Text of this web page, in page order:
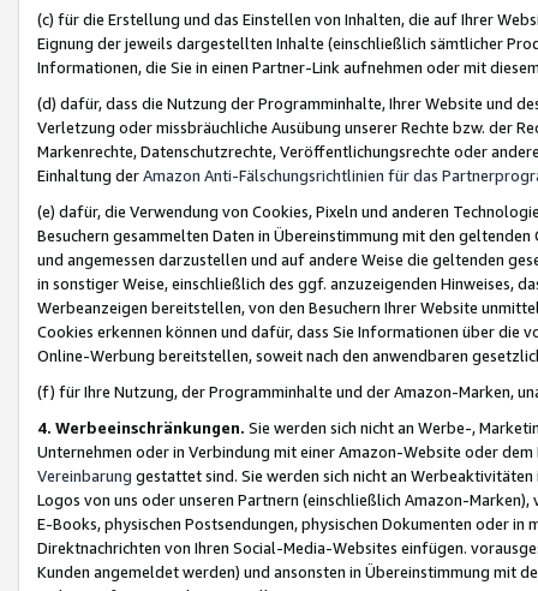
(c) für die Erstellung und das Einstellen von Inhalten, die auf Ihrer
Eignung der jeweils dargestellten Inhalte (einschließlich sämtlicher
Informationen, die Sie in einen Partner-Link aufnehmen oder mit
(d) dafür, dass die Nutzung der Programminhalte, Ihrer Website und
Verletzung oder missbräuchliche Ausübung unserer Rechte bzw. der
Markenrechte, Datenschutzrechte, Veröffentlichungsrechte oder
Einhaltung derAmazon Anti-Fälschungsrichtlinien für das
(e) dafür, die Verwendung von Cookies, Pixeln und anderen
Besuchern gesammelten Daten in Übereinstimmung mit den
und angemessen darzustellen und auf andere Weise die geltenden
in sonstiger Weise, einschließlich des ggf. anzuzeigenden Hinweises,
Werbeanzeigen bereitstellen, von den Besuchern Ihrer Website
Cookies erkennen können und dafür, dass Sie Informationen über die
Online-Werbung bereitstellen, soweit nach den anwendbaren
(f) für Ihre Nutzung, der Programminhalte und der Amazon-Marken,
4. Werbeeinschränkungen. Sie werden sich nicht an Werbe-,
Unternehmen oder in Verbindung mit einer Amazon-Website oder
Vereinbarung gestattet sind. Sie werden sich nicht an
Logos von uns oder unseren Partnern (einschließlich Amazon-
E-Books, physischen Postsendungen, physischen Dokumenten oder in
Direktnachrichten von Ihren Social-Media-Websites einfügen.
Kunden angemeldet werden) und ansonsten in Übereinstimmung mit